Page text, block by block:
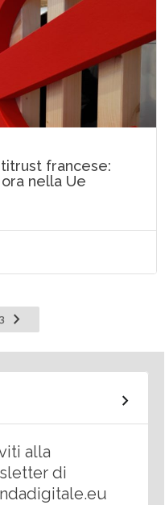
francese:
nella Ue
Pagina
successiva
alla
di